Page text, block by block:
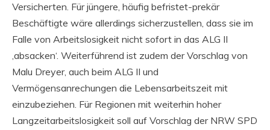
Versicherten. Für jüngere, häufig befristet-prekär
Beschäftigte wäre allerdings sicherzustellen, dass sie im
Falle von Arbeitslosigkeit nicht sofort in das ALG II
‚absacken‘. Weiterführend ist zudem der Vorschlag von
Malu Dreyer, auch beim ALG II und
Vermögensanrechungen die Lebensarbeitszeit mit
einzubeziehen. Für Regionen mit weiterhin hoher
Langzeitarbeitslosigkeit soll auf Vorschlag der NRW SPD